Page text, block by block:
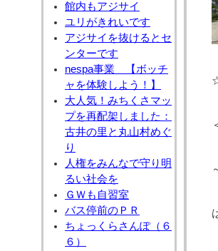
館内もアジサイ
ユリがきれいです
アジサイを抜けるとセ
ンターです
nespa事業 【ボッチ
ャを体験しよう！】
大人気！みちくさマッ
プを再配架しました：
古井の里と丸山村めぐ
り
人権をみんなで守り明
るい社会を
ＧＷも自習室
バス停前のＰＲ
ちょっくらさんぽ（６
６）